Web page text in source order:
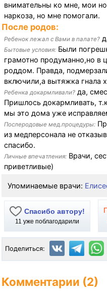
внимательны ко мне, мои
наркоза, но мне помогали.
После родов:
Ребенок лежал с Вами в палате?
Бытовые условия: Были
грамотно продуманно,но в
роддом. Правда,
включили,а вытяжка гнала
Ребенка докармливали? да,
Пришлось докармливать,
мы это дома уже
Послеродовые мед.процедуры:
из медперсонала не
спасибо.
Личные впечатления: Врачи,
приветливые)
Упоминаемые врачи:
Спасибо автору!
11 уже поблагодарили
Поделиться:
Комментарии (2)